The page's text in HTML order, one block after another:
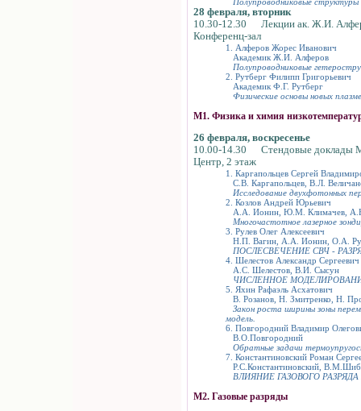
28 февраля, вторник
10.30-12.30 Лекции ак. Ж.И.
Конференц-зал
1. Алферов Жорес Иванович
Академик Ж.И. Алферов
Полупроводниковые
2. Рутберг Филипп Григорьевич
Академик Ф.Г. Рутберг
Физические основы новых
М1. Физика и химия
26 февраля, воскресенье
10.00-14.30 Стендовые доклады
Центр, 2 этаж
1. Каргапольцев Сергей
С.В. Каргапольцев, В.Л.
Исследование двухфотонных
2. Козлов Андрей Юрьевич
А.А. Ионин, Ю.М. Климачев,
Многочастотное лазерное
3. Рулев Олег Алексеевич
Н.П. Вагин, А.А. Ионин, О.А.
ПОСЛЕСВЕЧЕНИЕ СВЧ -
4. Шелестов Александр Сергеевич
А.С. Шелестов, В.И. Сысун
ЧИСЛЕННОЕ
5. Яхин Рафаэль Асхатович
В. Розанов, Н. Змитренко, Н.
Закон роста ширины зоны
модель.
6. Повгородний Владимир
В.О.Повгородний
Обратные задачи
7. Константиновский Роман
Р.С.Константиновский,
ВЛИЯНИЕ ГАЗОВОГО
М2. Газовые разряды